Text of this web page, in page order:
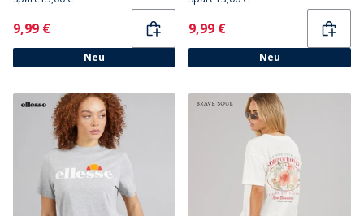
Current
9,99 €
Neu
Current
9,99 €
Neu